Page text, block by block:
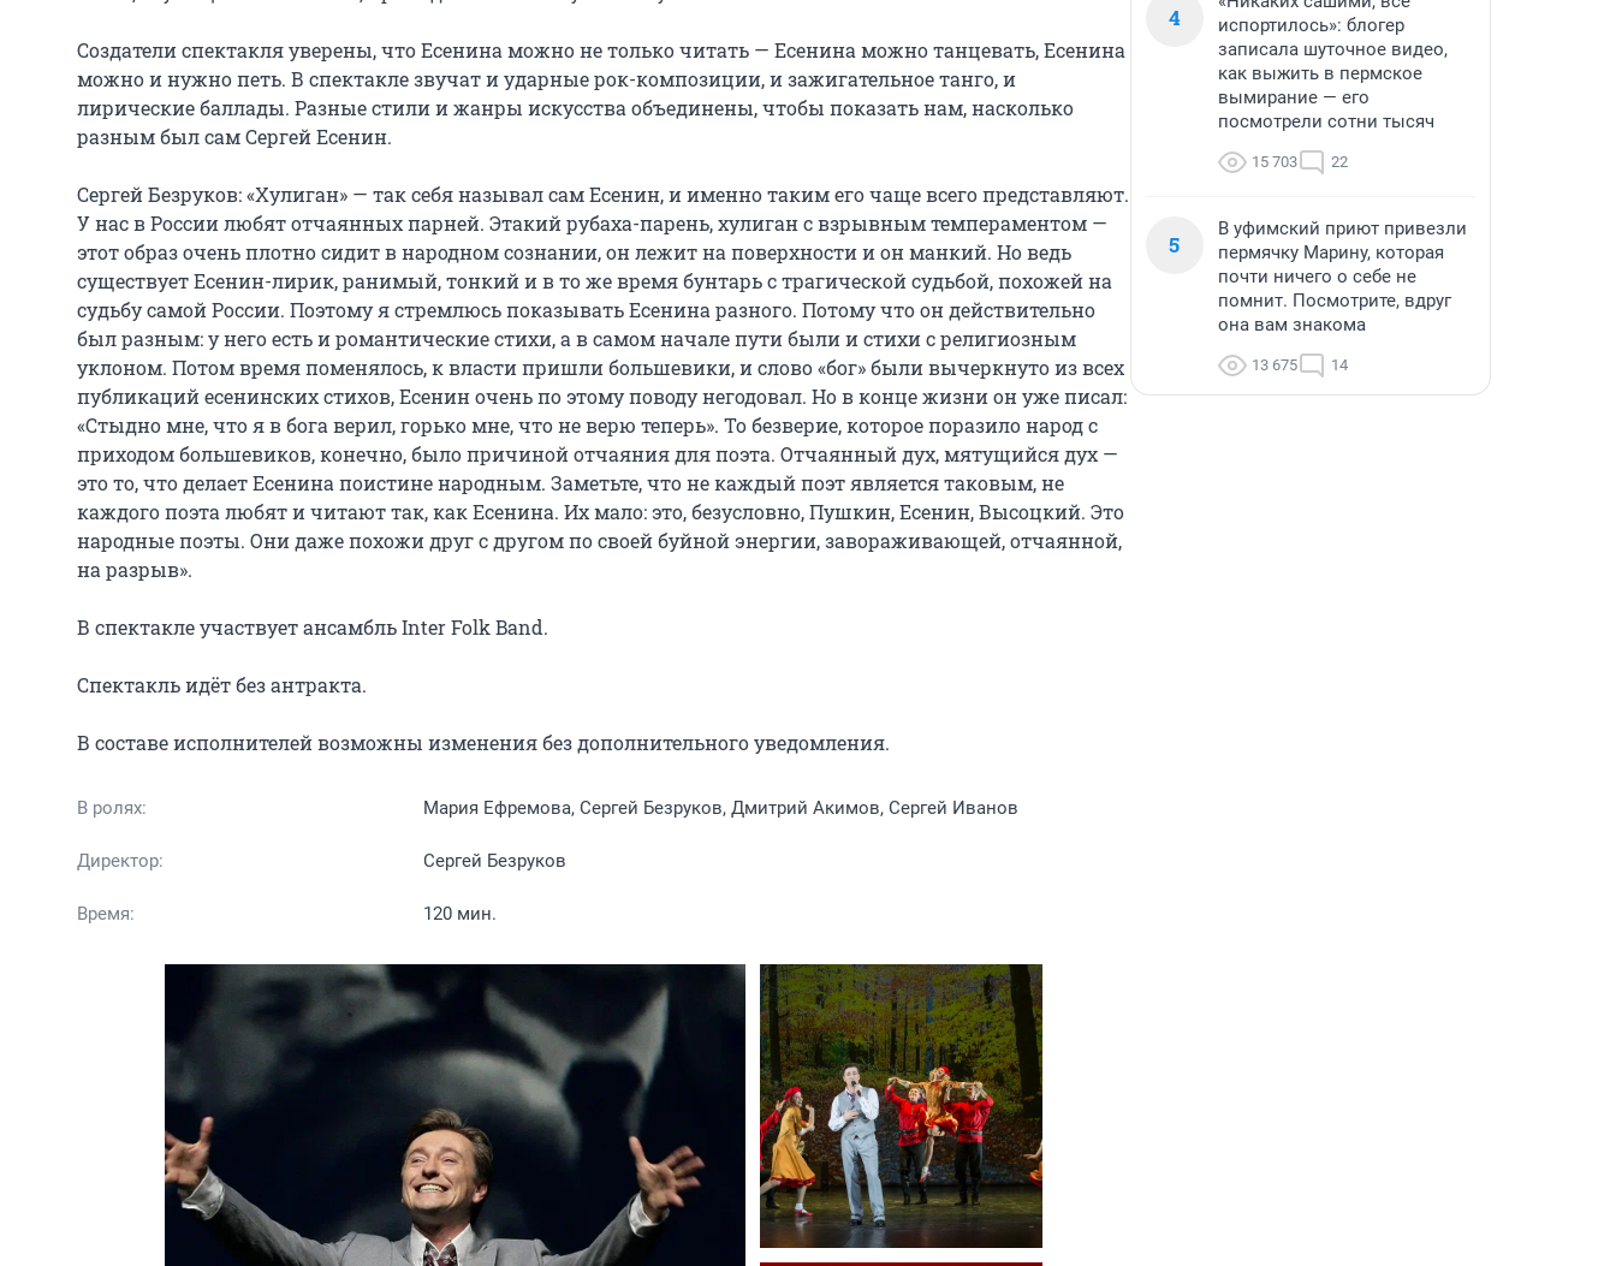
Создатели спектакля уверены, что Есенина можно не только читать — Есенина можно танцевать, Есенина
можно и нужно петь. В спектакле звучат и ударные рок-композиции, и зажигательное танго, и
лирические баллады. Разные стили и жанры искусства объединены, чтобы показать нам, насколько
разным был сам Сергей Есенин.
Сергей Безруков: «Хулиган» — так себя называл сам Есенин, и именно таким его чаще всего представляют.
У нас в России любят отчаянных парней. Этакий рубаха-парень, хулиган с взрывным темпераментом —
этот образ очень плотно сидит в народном сознании, он лежит на поверхности и он манкий. Но ведь
существует Есенин-лирик, ранимый, тонкий и в то же время бунтарь с трагической судьбой, похожей на
судьбу самой России. Поэтому я стремлюсь показывать Есенина разного. Потому что он действительно
был разным: у него есть и романтические стихи, а в самом начале пути были и стихи с религиозным
уклоном. Потом время поменялось, к власти пришли большевики, и слово «бог» были вычеркнуто из всех
публикаций есенинских стихов, Есенин очень по этому поводу негодовал. Но в конце жизни он уже писал:
«Стыдно мне, что я в бога верил, горько мне, что не верю теперь». То безверие, которое поразило народ с
приходом большевиков, конечно, было причиной отчаяния для поэта. Отчаянный дух, мятущийся дух —
это то, что делает Есенина поистине народным. Заметьте, что не каждый поэт является таковым, не
каждого поэта любят и читают так, как Есенина. Их мало: это, безусловно, Пушкин, Есенин, Высоцкий. Это
народные поэты. Они даже похожи друг с другом по своей буйной энергии, завораживающей, отчаянной,
на разрыв».
В спектакле участвует ансамбль Inter Folk Band.
Спектакль идёт без антракта.
В составе исполнителей возможны изменения без дополнительного уведомления.
В ролях: Мария Ефремова, Сергей Безруков, Дмитрий Акимов, Сергей Иванов
Директор: Сергей Безруков
Время: 120 мин.
4
испортилось»: блогер
записала шуточное видео,
как выжить в пермское
вымирание — его
посмотрели сотни тысяч
15 703 22
5
В уфимский приют привезли
пермячку Марину, которая
почти ничего о себе не
помнит. Посмотрите, вдруг
она вам знакома
13 675 14